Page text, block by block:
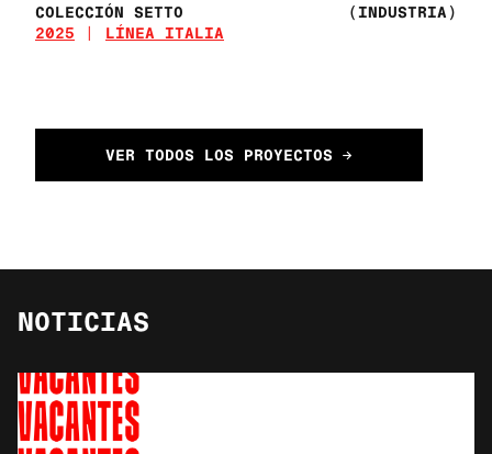
COLECCIÓN SETTO
(INDUSTRIA)
2025
LÍNEA ITALIA
VER TODOS LOS PROYECTOS →
NOTICIAS